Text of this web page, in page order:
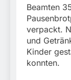
Beamten
verpackt.
und
Kinder
konnten.